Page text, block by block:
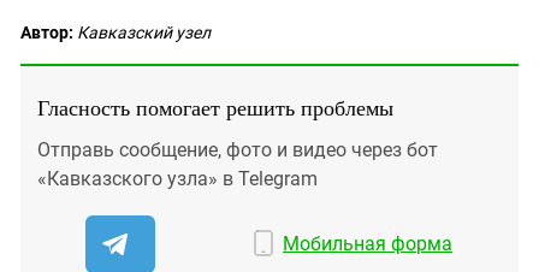
Автор: Кавказский узел
Гласность помогает решить проблемы
Отправь сообщение, фото и видео через бот
«Кавказского узла» в Telegram
Мобильная форма